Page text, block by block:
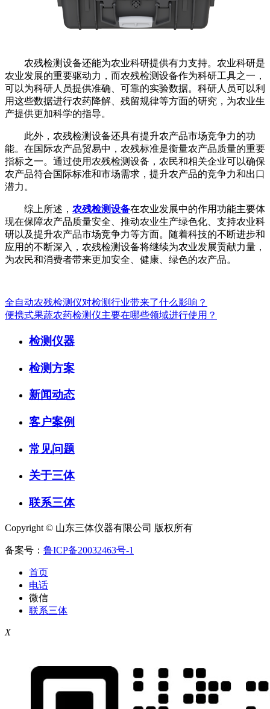
农残检测设备还能为农业科研提供有力支持。农业科研是
农业发展的重要驱动力，而农残检测设备作为科研工具之一，
可以为科研人员提供准确、可靠的实验数据。科研人员可以利
用这些数据进行农药降解、残留规律等方面的研究，为农业生
产提供更加科学的指导。
此外，农残检测设备还具有提升农产品市场竞争力的功
能。在国际农产品贸易中，农残标准是衡量农产品质量的重要
指标之一。通过使用农残检测设备，农民和相关企业可以确保
农产品符合国际标准和市场需求，提升农产品的竞争力和出口
潜力。
综上所述， 农残检测设备在农业发展中的作用功能主要体
现在保障农产品质量安全、推动农业生产绿色化、支持农业科
研以及提升农产品市场竞争力等方面。随着科技的不断进步和
应用的不断深入，农残检测设备将继续为农业发展贡献力量，
为农民和消费者带来更加安全、健康、绿色的农产品。
全自动农残检测仪对检测行业带来了什么影响？
便携式果蔬农药检测仪主要在哪些领域进行使用？
检测仪器
检测方案
新闻动态
客户案例
常见问题
关于三体
联系三体
Copyright © 山东三体仪器有限公司 版权所有
备案号： 鲁ICP备20032463号-1
首页
电话
微信
联系三体
X